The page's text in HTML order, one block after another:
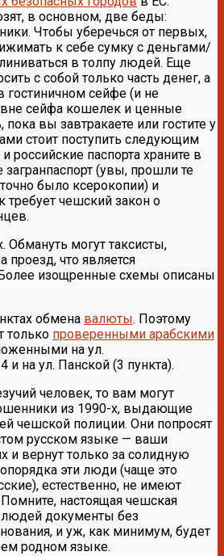
в основном, две беды:
Чтобы уберечься от первых,
к себе сумку с деньгами/
в толпу людей. Еще
с собой только часть денег, а
гостиничном сейфе (и не
сейфа кошелек и ценные
вы завтракаете или гостите у
стоит поступить следующим
и российские паспорта храните в
загранпаспорт (увы, прошли те
было ксерокопии) и
требует чешский закон о
могут таксисты,
что является
изощренные схемы описаны
обмена валюты. Поэтому
только проверенными арабскими
на ул.
и на ул. Панской (3 пункта).
человек, то вам могут
из 1990-х, выдающие
чешской полиции. Они попросят
русском языке — ваши
и вернут только за солидную
эти люди (чаще это
естественно, не имеют
настоящая чешская
людей документы без
и уж, как минимум, будет
родном языке.